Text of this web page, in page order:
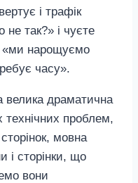
і трафік
так?» і чуєте
«ми нарощуємо
часу».
велика драматична
проблем,
мовна
і сторінки, що
вони